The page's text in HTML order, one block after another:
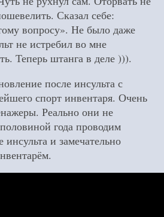
Сказал себе:
вопросу». Не было даже
не истребил во мне
Теперь штанга в деле ))).
после инсульта с
спорт инвентаря. Очень
Реально они не
года проводим
инсульта и замечательно